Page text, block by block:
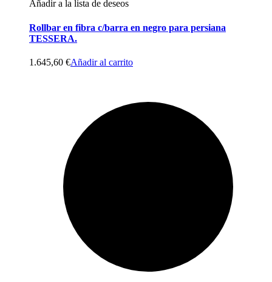
Añadir a la lista de deseos
Rollbar en fibra c/barra en negro para persiana
TESSERA.
1.645,60 €Añadir al carrito